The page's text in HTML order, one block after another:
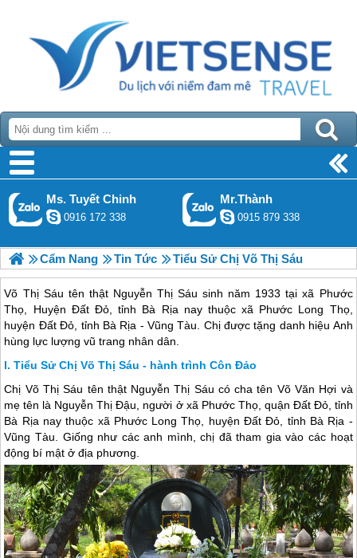
Ms. Tuyết Chinh
0916 172 338
Mr.Thành
0915 879 338
Cẩm Nang Tin Tức Tiểu Sử Chị Võ Thị Sáu
Võ Thị Sáu tên thật Nguyễn Thị Sáu sinh năm 1933 tại xã Phước
Thọ, Huyện Đất Đỏ, tỉnh Bà Rịa nay thuộc xã Phước Long Thọ,
huyện Đất Đỏ, tỉnh Bà Rịa - Vũng Tàu. Chị được tặng danh hiệu Anh
hùng lực lượng vũ trang nhân dân.
Tiểu Sử Chị Võ Thị Sáu - hành trình Côn Đảo
Chị Võ Thị Sáu tên thật Nguyễn Thị Sáu có cha tên Võ Văn Hợi và
mẹ tên là Nguyễn Thị Đậu, người ở xã Phước Thọ, quận Đất Đỏ, tỉnh
Bà Rịa nay thuộc xã Phước Long Thọ, huyện Đất Đỏ, tỉnh Bà Rịa -
Vũng Tàu. Giống như các anh mình, chị đã tham gia vào các hoạt
động bí mật ở địa phương.